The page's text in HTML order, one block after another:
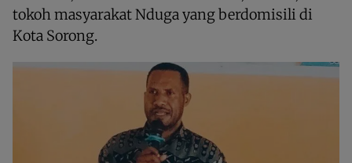
tokoh masyarakat Nduga yang berdomisili di
Kota Sorong.